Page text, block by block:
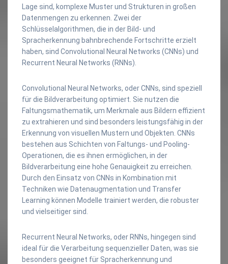
Lage sind, komplexe Muster und Strukturen in großen
Datenmengen zu erkennen. Zwei der
Schlüsselalgorithmen, die in der Bild- und
Spracherkennung bahnbrechende Fortschritte erzielt
haben, sind Convolutional Neural Networks (CNNs) und
Recurrent Neural Networks (RNNs).
Convolutional Neural Networks, oder CNNs, sind speziell
für die Bildverarbeitung optimiert. Sie nutzen die
Faltungsmathematik, um Merkmale aus Bildern effizient
zu extrahieren und sind besonders leistungsfähig in der
Erkennung von visuellen Mustern und Objekten. CNNs
bestehen aus Schichten von Faltungs- und Pooling-
Operationen, die es ihnen ermöglichen, in der
Bildverarbeitung eine hohe Genauigkeit zu erreichen.
Durch den Einsatz von CNNs in Kombination mit
Techniken wie Datenaugmentation und Transfer
Learning können Modelle trainiert werden, die robuster
und vielseitiger sind.
Recurrent Neural Networks, oder RNNs, hingegen sind
ideal für die Verarbeitung sequenzieller Daten, was sie
besonders geeignet für Spracherkennung und